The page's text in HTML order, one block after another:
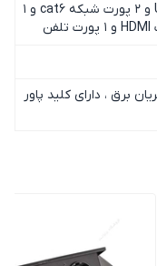
3 پریز برق و 2 پورت USB و 2 پورت شبکه cat6 و 1
برق ، دارای کلید پاور